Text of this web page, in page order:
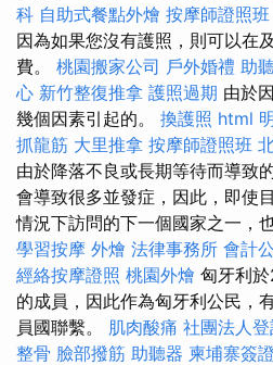
科 自助式餐點外燴 按摩師證照班
因為如果您沒有護照，則可以在
費。 桃園搬家公司 戶外婚禮 助
心 新竹整復推拿 護照過期 由於
幾個因素引起的。 換護照 html
抓龍筋 大里推拿 按摩師證照班
由於降落不良或長期等待而導致
會導致很多並發症，因此，即使
情況下訪問的下一個國家之一，
學習按摩 外燴 法律事務所 會計
經絡按摩證照 桃園外燴 匈牙利
的成員，因此作為匈牙利公民，
員國聯繫。 肌肉酸痛 社團法人
整骨 臉部撥筋 助聽器 柬埔寨簽證